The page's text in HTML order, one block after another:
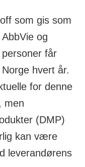
som gis som
og
får
hvert år.
for denne
men
(DMP)
kan være
leverandørens